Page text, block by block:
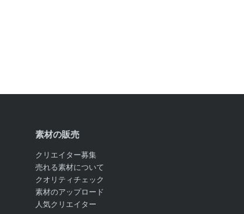
素材の販売
クリエイター募集
売れる素材について
クオリティチェック
素材のアップロード
人気クリエイター